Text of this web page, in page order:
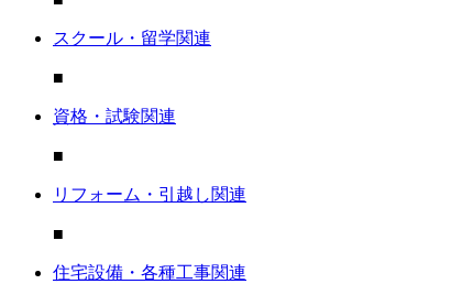
スクール・留学関連
■
資格・試験関連
■
リフォーム・引越し関連
■
住宅設備・各種工事関連